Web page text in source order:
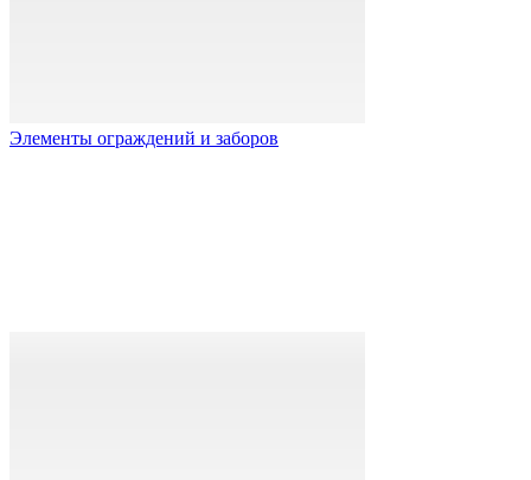
Элементы ограждений и заборов